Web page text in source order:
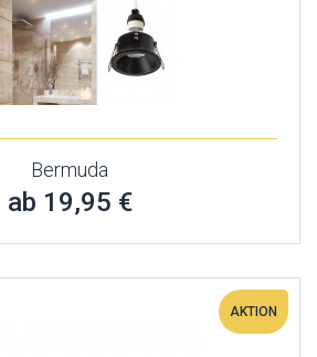
Bermuda
ab 19,95 €
AKTION